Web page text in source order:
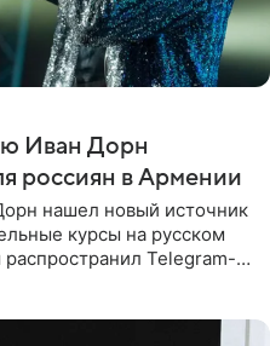
Иван Дорн
россиян в Армении
нашел новый источник
курсы на русском
Telegram-